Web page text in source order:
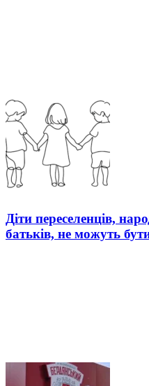
Діти переселенців,
батьків, не можуть